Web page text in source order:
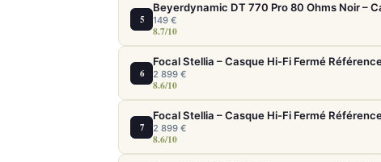
5 149 €
8.7/10
6
Focal Stellia – Casque Hi-Fi Fermé
2 899 €
8.6/10
7
Focal Stellia – Casque Hi-Fi Fermé
2 899 €
8.6/10